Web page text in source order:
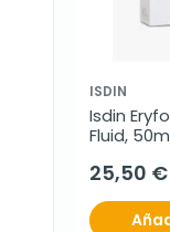
ISDIN
Isdin
Fluid,
25,50 €